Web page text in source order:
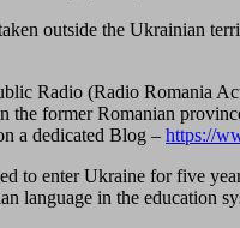
outside the Ukrainian
Radio (Radio Romania
the former Romanian
a dedicated Blog – https://
to enter Ukraine for five
language in the